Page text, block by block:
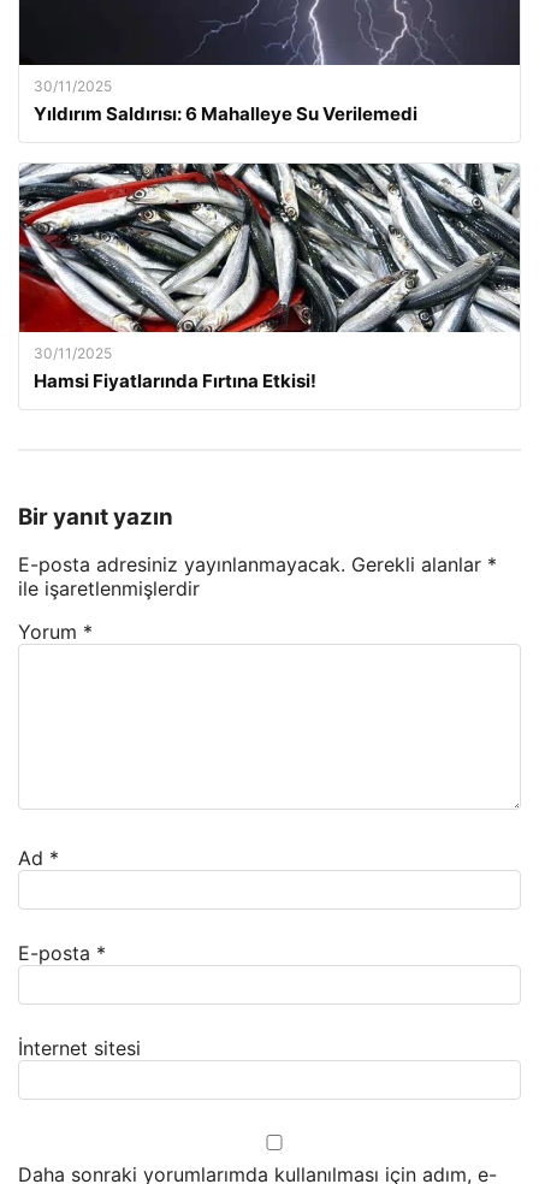
30/11/2025
Yıldırım Saldırısı: 6 Mahalleye Su Verilemedi
30/11/2025
Hamsi Fiyatlarında Fırtına Etkisi!
Bir yanıt yazın
E-posta adresiniz yayınlanmayacak. Gerekli alanlar *
ile işaretlenmişlerdir
Yorum *
Ad *
E-posta *
İnternet sitesi
Daha sonraki yorumlarımda kullanılması için adım, e-